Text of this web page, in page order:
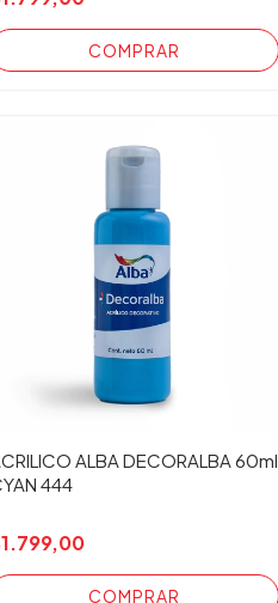
ALBA DECORALBA 60ml
444